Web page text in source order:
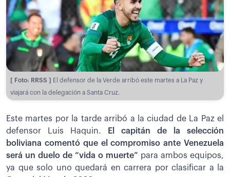
[ Foto: RRSS ]
El defensor de la Verde arribó este martes a La Paz y
viajará con la delegación a Santa Cruz.
Este martes por la tarde arribó a la ciudad de La Paz el
defensor Luis Haquin.
El capitán de la selección
boliviana comentó que el compromiso ante Venezuela
será un duelo de “vida o muerte” para ambos equipos,
ya que solo uno quedará en carrera por clasificar a la